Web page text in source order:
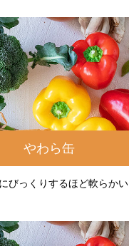
やわら缶
びっくりするほど軟らかい